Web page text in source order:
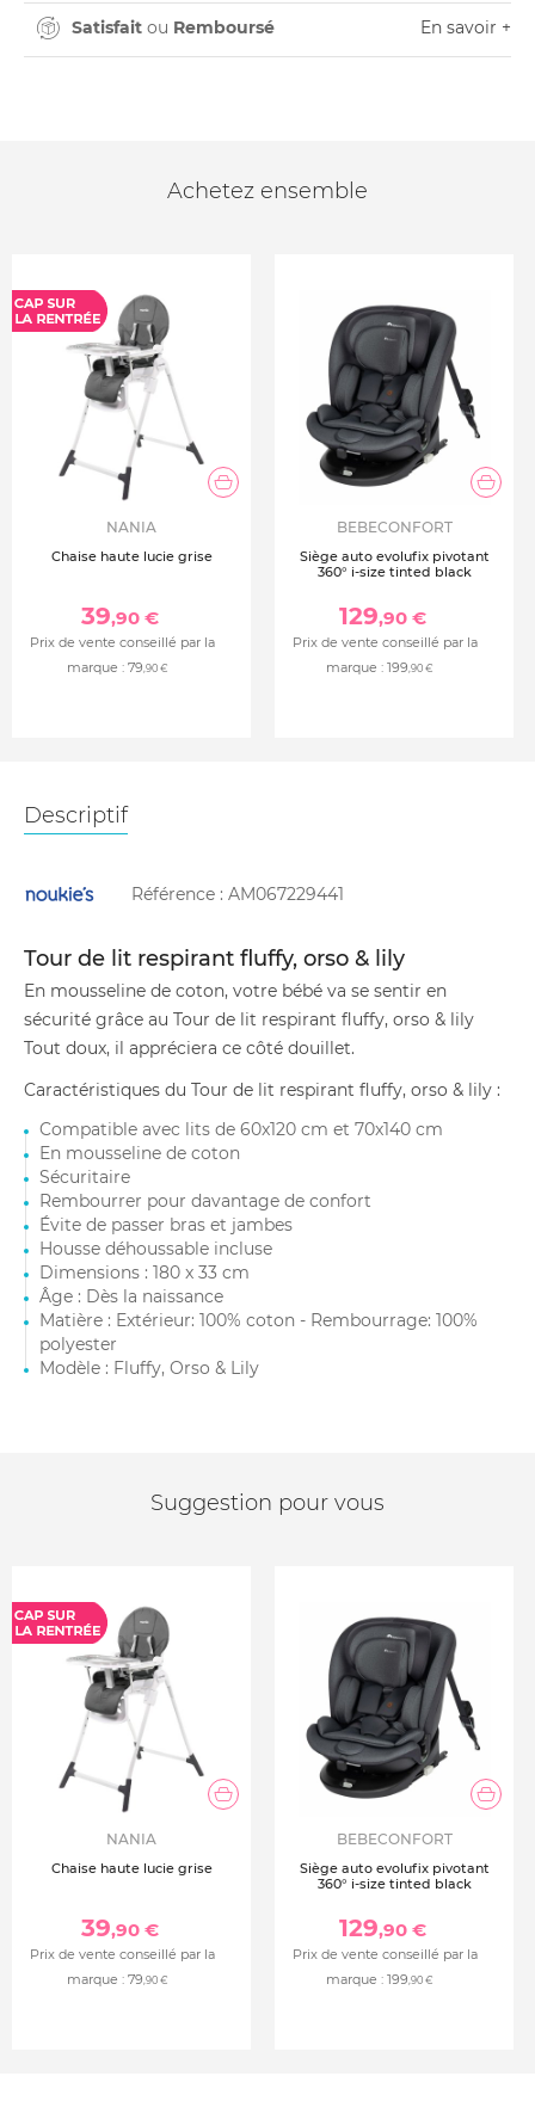
Satisfait ou Remboursé En savoir +
Achetez ensemble
NANIA
Chaise haute lucie grise
39,90 €
Prix de vente conseillé par la
marque : 79,90 €
BEBECONFORT
Siège auto evolufix pivotant
360° i-size tinted black
129,90 €
Prix de vente conseillé par la
marque : 199,90 €
Descriptif
Référence : AM067229441
Tour de lit respirant fluffy, orso & lily
En mousseline de coton, votre bébé va se sentir en
sécurité grâce au Tour de lit respirant fluffy, orso & lily
Tout doux, il appréciera ce côté douillet.
Caractéristiques du Tour de lit respirant fluffy, orso & lily :
Compatible avec lits de 60x120 cm et 70x140 cm
En mousseline de coton
Sécuritaire
Rembourrer pour davantage de confort
Évite de passer bras et jambes
Housse déhoussable incluse
Dimensions : 180 x 33 cm
Âge : Dès la naissance
Matière : Extérieur: 100% coton - Rembourrage: 100%
polyester
Modèle : Fluffy, Orso & Lily
Suggestion pour vous
NANIA
Chaise haute lucie grise
39,90 €
Prix de vente conseillé par la
marque : 79,90 €
BEBECONFORT
Siège auto evolufix pivotant
360° i-size tinted black
129,90 €
Prix de vente conseillé par la
marque : 199,90 €